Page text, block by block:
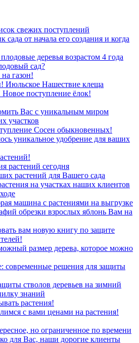
свежих поступлений
сада от начала его создания и когда
деревья возрастом 4 года
сад?
газон!
Июльское Нашествие клеща
поступление ёлок!
Вас с уникальным миром
участков
Сосен обыкновенных!
уникальное удобрение для ваших
растений сегодня
растений для Вашего сада
на участках наших клиентов
машина с растениями на выгрузке
обрезки взрослых яблонь Вам на
вам новую книгу по защите
размер дерева, которое можно
современные решения для защиты
стволов деревьев на зимний
знаний
растения!
с вами ценами на растения!
но ограниченное по времени
для Вас, наши дорогие клиенты